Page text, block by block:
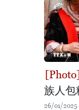
族人包
26/01/2025